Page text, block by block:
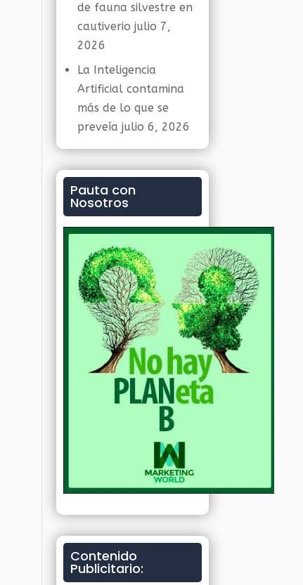
de fauna silvestre en
cautiverio julio 7,
2026
La Inteligencia
Artificial contamina
más de lo que se
preveía julio 6, 2026
Pauta con
Nosotros
Contenido
Publicitario: